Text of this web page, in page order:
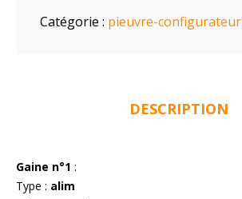
Catégorie : pieuvre-configurateur
DESCRIPTION
Gaine n°1 :
Type : alim